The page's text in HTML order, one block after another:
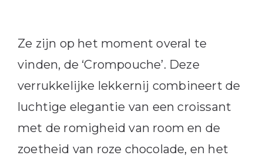
Ze zijn op het moment overal te
vinden, de ‘Crompouche’. Deze
verrukkelijke lekkernij combineert de
luchtige elegantie van een croissant
met de romigheid van room en de
zoetheid van roze chocolade, en het